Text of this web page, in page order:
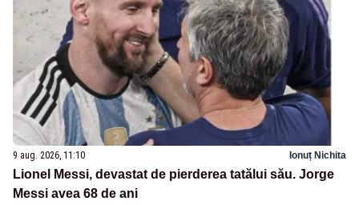
9 aug. 2026, 11:10 Ionuț Nichita
Lionel Messi, devastat de pierderea tatălui său. Jorge
Messi avea 68 de ani